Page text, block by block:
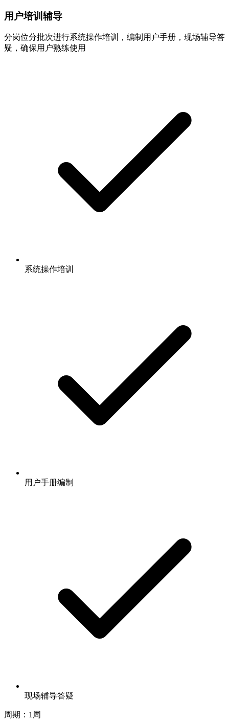
用户培训辅导
分岗位分批次进行系统操作培训，编制用户手册，现场辅导答
疑，确保用户熟练使用
系统操作培训
用户手册编制
现场辅导答疑
周期：1周